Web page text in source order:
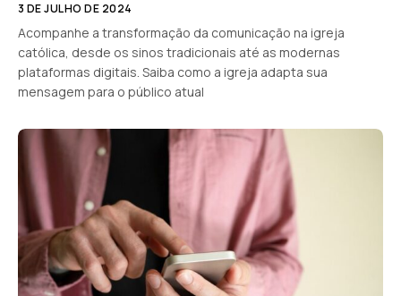
3 DE JULHO DE 2024
Acompanhe a transformação da comunicação na igreja
católica, desde os sinos tradicionais até as modernas
plataformas digitais. Saiba como a igreja adapta sua
mensagem para o público atual